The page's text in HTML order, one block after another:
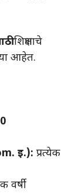
शिक्षणाचे
आहेत.
इ.): प्रत्येक
वर्षी